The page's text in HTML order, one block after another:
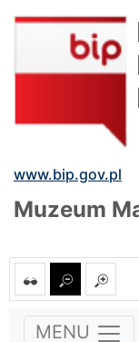
www.bip.gov.pl
Muzeum
MENU